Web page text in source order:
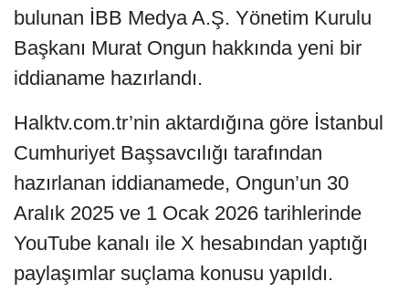
bulunan İBB Medya A.Ş. Yönetim Kurulu
Başkanı Murat Ongun hakkında yeni bir
iddianame hazırlandı.
Halktv.com.tr’nin aktardığına göre İstanbul
Cumhuriyet Başsavcılığı tarafından
hazırlanan iddianamede, Ongun’un 30
Aralık 2025 ve 1 Ocak 2026 tarihlerinde
YouTube kanalı ile X hesabından yaptığı
paylaşımlar suçlama konusu yapıldı.